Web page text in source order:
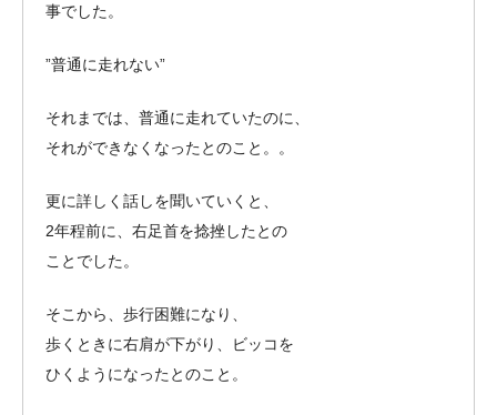
事でした。
”普通に走れない”
それまでは、普通に走れていたのに、
それができなくなったとのこと。。
更に詳しく話しを聞いていくと、
2年程前に、右足首を捻挫したとの
ことでした。
そこから、歩行困難になり、
歩くときに右肩が下がり、ビッコを
ひくようになったとのこと。